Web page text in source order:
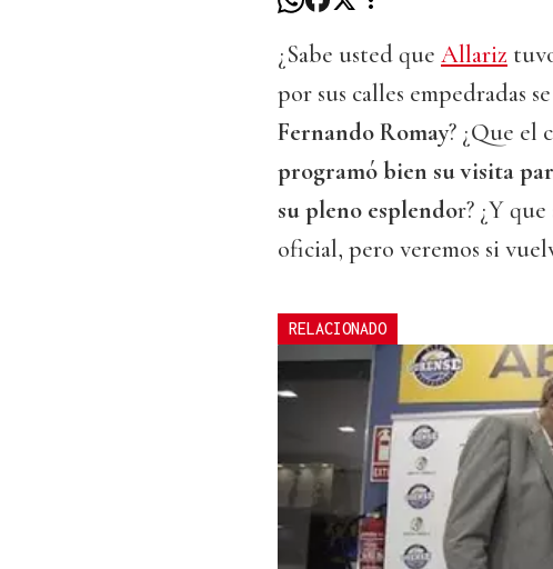
¿Sabe usted que Allariz
por sus calles empedradas
Fernando Romay? ¿Que el
programó bien su visita
su pleno esplendor? ¿Y
oficial, pero veremos si
RELACIONADO